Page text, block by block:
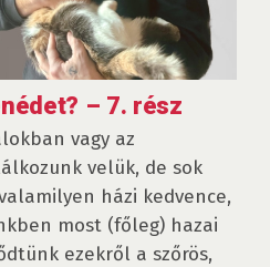
– 7. rész
vagy az
velük, de sok
házi kedvence,
most (főleg) hazai
ezekről a szőrös,